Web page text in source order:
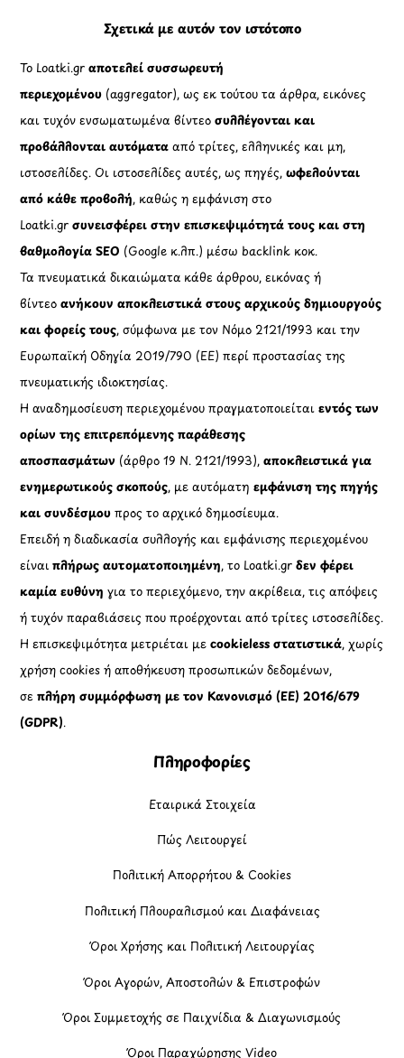
Σχετικά με αυτόν τον ιστότοπο
Το Loatki.grαποτελεί συσσωρευτή
περιεχομένου (aggregator), ως εκ τούτου τα άρθρα, εικόνες
και τυχόν ενσωματωμένα βίντεοσυλλέγονται και
προβάλλονται αυτόματααπό τρίτες, ελληνικές και μη,
ιστοσελίδες. Οι ιστοσελίδες αυτές, ως πηγές,ωφελούνται
από κάθε προβολή, καθώς η εμφάνιση στο
Loatki.gr συνεισφέρει στην επισκεψιμότητά τους και στη
βαθμολογία SEO (Google κ.λπ.) μέσω backlink κοκ.
Τα πνευματικά δικαιώματα κάθε άρθρου, εικόνας ή
βίντεοανήκουν αποκλειστικά στους αρχικούς δημιουργούς
και φορείς τους, σύμφωνα με τον Νόμο 2121/1993 και την
Ευρωπαϊκή Οδηγία 2019/790 (ΕΕ) περί προστασίας της
πνευματικής ιδιοκτησίας.
Η αναδημοσίευση περιεχομένου πραγματοποιείταιεντός των
ορίων της επιτρεπόμενης παράθεσης
αποσπασμάτων (άρθρο 19 Ν. 2121/1993), αποκλειστικά για
ενημερωτικούς σκοπούς, με αυτόματηεμφάνιση της πηγής
και συνδέσμου προς το αρχικό δημοσίευμα.
Επειδή η διαδικασία συλλογής και εμφάνισης περιεχομένου
είναιπλήρως αυτοματοποιημένη, το Loatki.grδεν φέρει
καμία ευθύνη για το περιεχόμενο, την ακρίβεια, τις απόψεις
ή τυχόν παραβιάσεις που προέρχονται από τρίτες ιστοσελίδες.
Η επισκεψιμότητα μετριέται μεcookieless στατιστικά, χωρίς
χρήση cookies ή αποθήκευση προσωπικών δεδομένων,
σεπλήρη συμμόρφωση με τον Κανονισμό (ΕΕ) 2016/679
(GDPR).
Πληροφορίες
Εταιρικά Στοιχεία
Πώς Λειτουργεί
Πολιτική Απορρήτου & Cookies
Πολιτική Πλουραλισμού και Διαφάνειας
Όροι Χρήσης και Πολιτική Λειτουργίας
Όροι Αγορών, Αποστολών & Επιστροφών
Όροι Συμμετοχής σε Παιχνίδια & Διαγωνισμούς
Όροι Παραχώρησης Video